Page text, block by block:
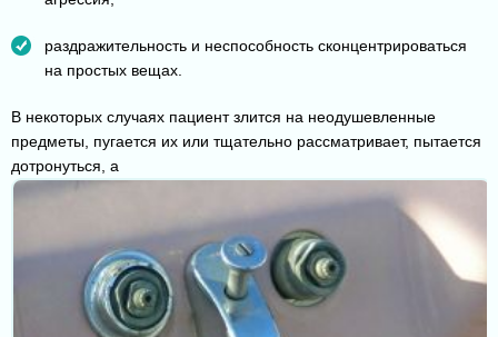
раздражительность и неспособность сконцентрироваться
на простых вещах.
В некоторых случаях пациент злится на неодушевленные
предметы, пугается их или тщательно рассматривает, пытается
дотронуться, а